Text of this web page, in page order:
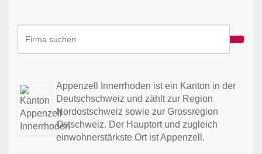
Appenzell Innerrhoden ist ein Kanton in der
Deutschschweiz und zählt zur Region
Nordostschweiz sowie zur Grossregion
Ostschweiz. Der Hauptort und zugleich
einwohnerstärkste Ort ist Appenzell.